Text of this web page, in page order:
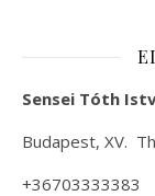
Sensei Tóth
Budapest, XV.
+36703333383